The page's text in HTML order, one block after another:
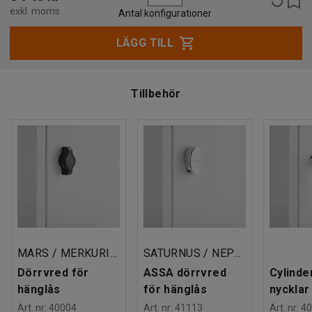
låsanordning som passar dig bäst.
Ladda ner monteringsanvisningar
300 mm
mm
Plåttjocklek stomme
mm
Sektionsbredd
Tak: Plant
Underrede: Sockel
exkl. moms Antal konfigurationer
LÄGG TILL
Tillbehör
Dörrvred för
hänglås
Art. nr: 40004
ASSA dörrvred
för hänglås
Art. nr: 41113
nycklar
Art. nr: